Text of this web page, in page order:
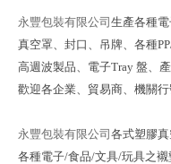
永豐包裝有限公司生產各種電
真空罩、封口、吊牌、 各種
高週波製品、電子Tray 盤、
歡迎各企業、貿易商、機關行
永豐包裝有限公司各式塑膠真
各種電子/食品/文具/玩具之襯